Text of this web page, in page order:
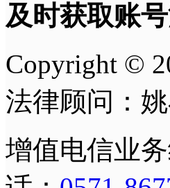
及时获取账
Copyright ©
法律顾问：
增值电信业